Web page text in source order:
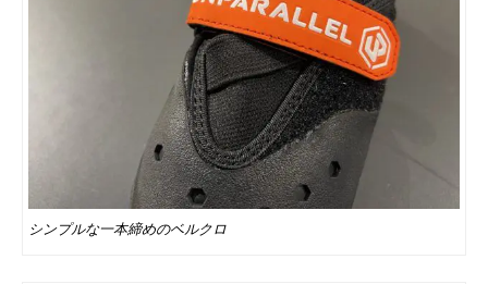
シンプルな一本締めのベルクロ